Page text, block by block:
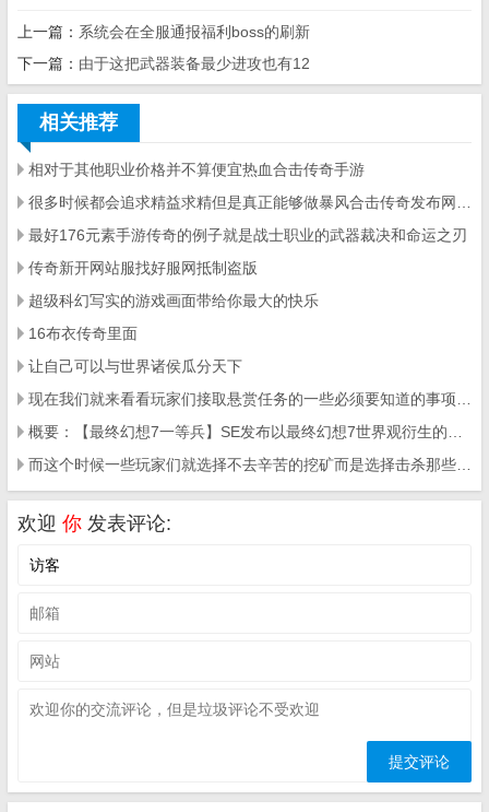
上一篇： 系统会在全服通报福利boss的刷新
下一篇： 由于这把武器装备最少进攻也有12
相关推荐
相对于其他职业价格并不算便宜热血合击传奇手游
最好176元素手游传奇的例子就是战士职业的武器裁决和命运之刃
传奇新开网站服找好服网抵制盗版
超级科幻写实的游戏画面带给你最大的快乐
16布衣传奇里面
让自己可以与世界诸侯瓜分天下
欢迎 你 发表评论: